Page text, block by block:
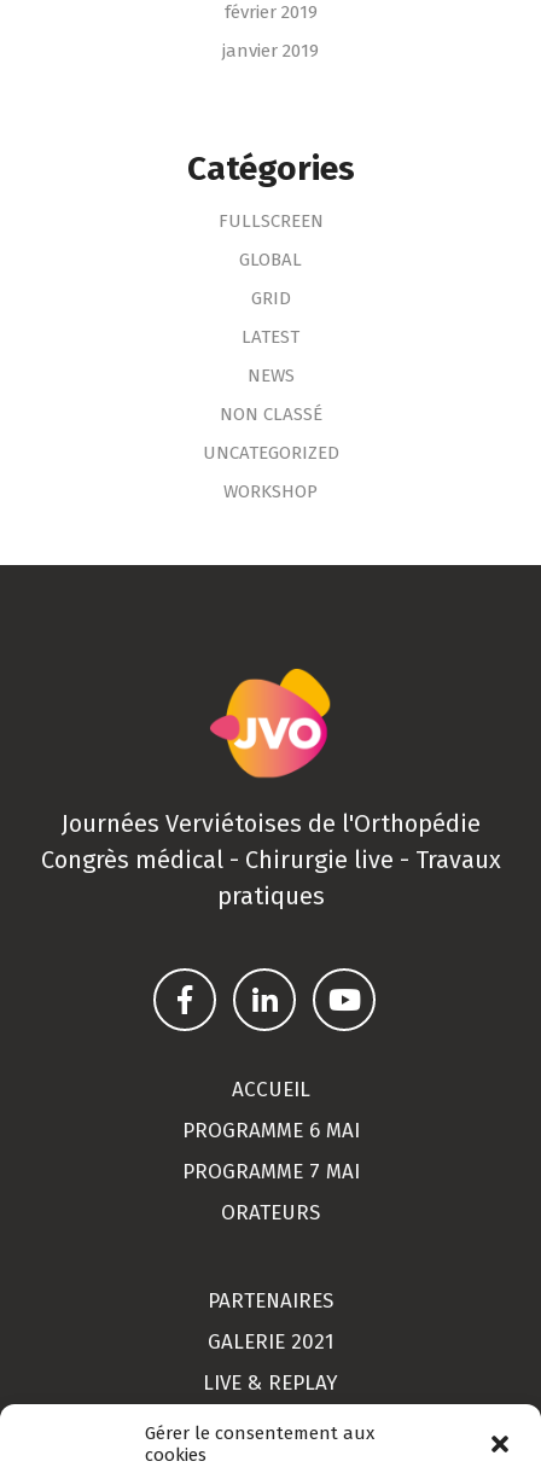
Gérer le consentement aux
cookies
février 2019
janvier 2019
Catégories
FULLSCREEN
GLOBAL
GRID
LATEST
NEWS
NON CLASSÉ
UNCATEGORIZED
WORKSHOP
Journées Verviétoises de l'Orthopédie
Congrès médical - Chirurgie live - Travaux
pratiques
ACCUEIL
PROGRAMME 6 MAI
PROGRAMME 7 MAI
ORATEURS
PARTENAIRES
GALERIE 2021
LIVE & REPLAY
MON COMPTE